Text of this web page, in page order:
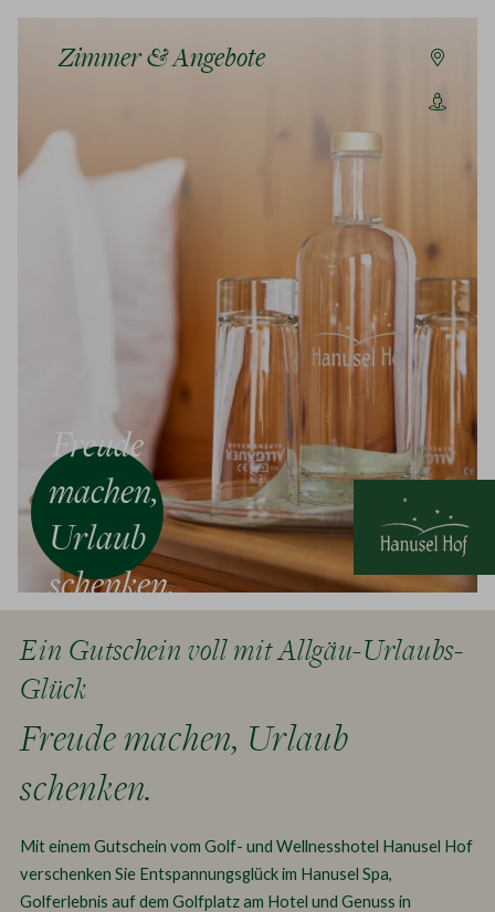
Zimmer & Angebote
Freude
machen,
Urlaub
schenken.
Ein Gutschein voll mit Allgäu-Urlaubs-
Glück
Freude machen, Urlaub
schenken.
Mit einem Gutschein vom Golf- und Wellnesshotel Hanusel Hof
verschenken Sie Entspannungsglück im Hanusel Spa,
Golferlebnis auf dem Golfplatz am Hotel und Genuss in